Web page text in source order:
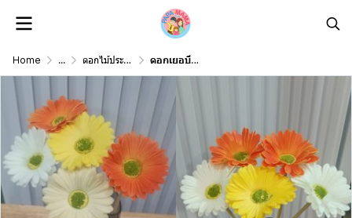
Home ... ดอกไม้ประดิษฐ์ดอกไม้ปลอม Artificial Flower ดอกเยอบีร่าปลอมในตะกร้าสานหวายเทียม (พลาสติก)ขาไม้ Artificial gerbera